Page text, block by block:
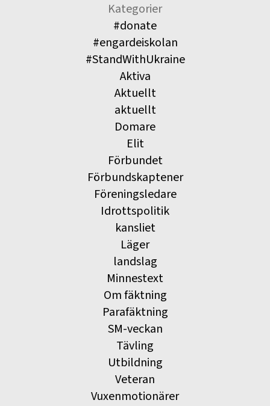
Kategorier
#donate
#engardeiskolan
#StandWithUkraine
Aktiva
Aktuellt
aktuellt
Domare
Elit
Förbundet
Förbundskaptener
Föreningsledare
Idrottspolitik
kansliet
Läger
landslag
Minnestext
Om fäktning
Parafäktning
SM-veckan
Tävling
Utbildning
Veteran
Vuxenmotionärer